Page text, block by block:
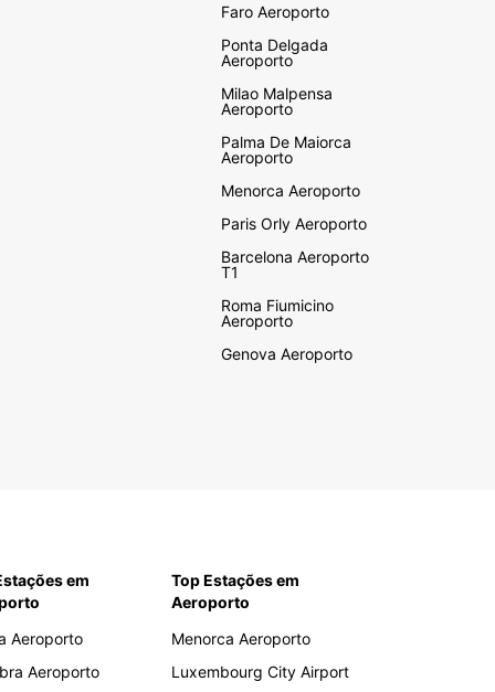
Faro Aeroporto
Ponta Delgada
Aeroporto
Milao Malpensa
Aeroporto
Palma De Maiorca
Aeroporto
Menorca Aeroporto
Paris Orly Aeroporto
Barcelona Aeroporto
T1
Roma Fiumicino
Aeroporto
Genova Aeroporto
em
Aeroporto
Aeroporto
Top Estações em
Aeroporto
Menorca Aeroporto
Luxembourg City Airport